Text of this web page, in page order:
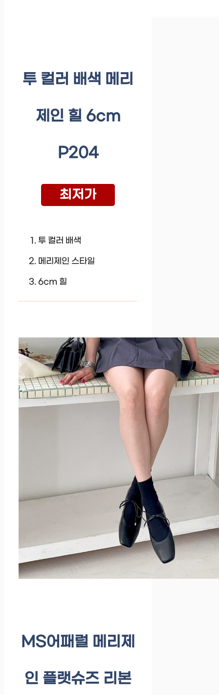
투 컬러 배색 메리
제인 힐 6cm
P204
최저가
투 컬러 배색
메리제인 스타일
6cm 힐
MS어패럴 메리제
인 플랫슈즈 리본